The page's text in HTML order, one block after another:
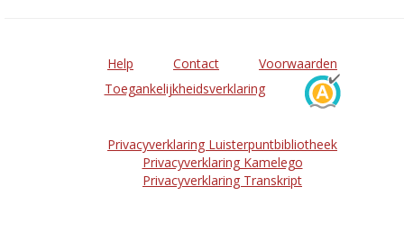
Help Contact
Voorwaarden
Toegankelijkheidsverklaring
Privacyverklaring Luisterpuntbibliotheek
Privacyverklaring Kamelego
Privacyverklaring Transkript